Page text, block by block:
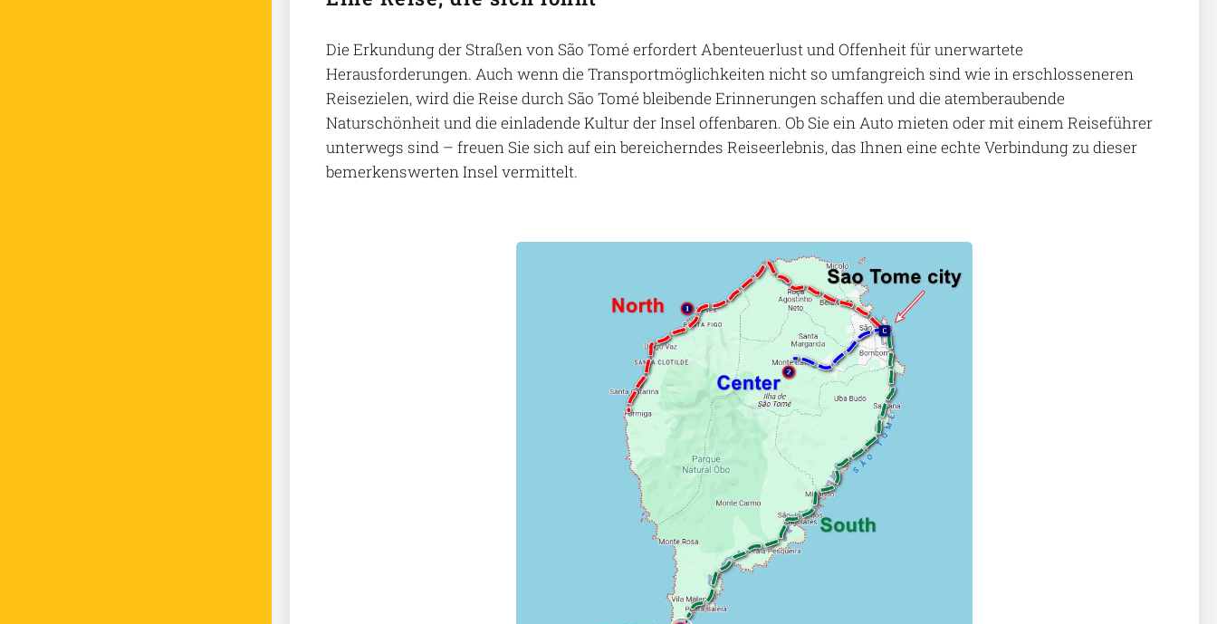
Die Erkundung der Straßen von São Tomé erfordert Abenteuerlust und Offenheit für unerwartete
Herausforderungen. Auch wenn die Transportmöglichkeiten nicht so umfangreich sind wie in erschlosseneren
Reisezielen, wird die Reise durch São Tomé bleibende Erinnerungen schaffen und die atemberaubende
Naturschönheit und die einladende Kultur der Insel offenbaren. Ob Sie ein Auto mieten oder mit einem Reiseführer
unterwegs sind – freuen Sie sich auf ein bereicherndes Reiseerlebnis, das Ihnen eine echte Verbindung zu dieser
bemerkenswerten Insel vermittelt.